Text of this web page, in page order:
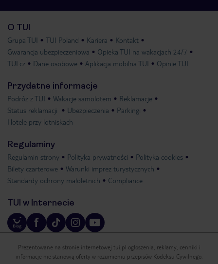
O TUI
Grupa TUI TUI Poland Kariera
Kontakt
Gwarancja ubezpieczeniowa
Opieka TUI na wakacjach 24/7
TUI.cz
Dane osobowe Aplikacja mobilna TUI Opinie TUI
Przydatne informacje
Podróż z TUI Wakacje samolotem
Reklamacje
Status reklamacji
Ubezpieczenia
Parkingi
Hotele przy lotniskach
Regulaminy
Regulamin strony Polityka prywatności
Polityka cookies
Bilety czarterowe
Warunki imprez turystycznych
Standardy ochrony małoletnich
Compliance
TUI w Internecie
Prezentowane na stronie internetowej tui.pl ogłoszenia, reklamy, cenniki i
informacje nie stanowią oferty w rozumieniu przepisów Kodeksu Cywilnego.